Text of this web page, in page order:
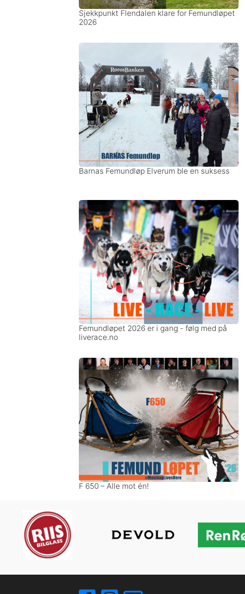
Sjekkpunkt Flendalen klare for Femundløpet
2026
Barnas Femundløp Elverum ble en suksess
Femundløpet 2026 er i gang - følg med på
liverace.no
F 650 – Alle mot én!